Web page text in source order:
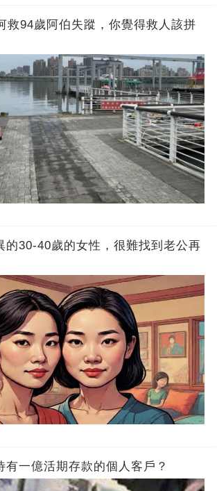
救94歲阿伯失蹤，你覺得救人該拼
的30-40歲的女性，很難找到老公再
有一億活期存款的個人客戶？